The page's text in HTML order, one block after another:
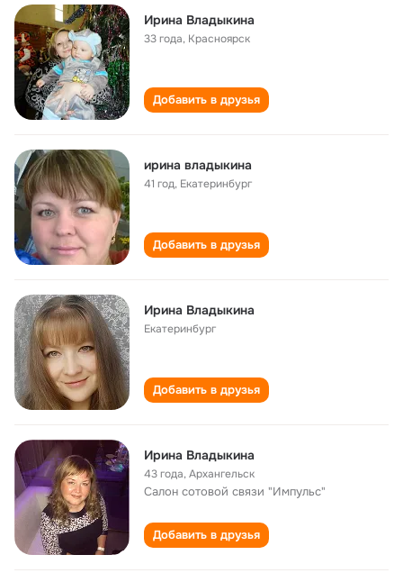
Ирина Владыкина
33 года, Красноярск
Добавить в друзья
ирина владыкина
41 год, Екатеринбург
Добавить в друзья
Ирина Владыкина
Екатеринбург
Добавить в друзья
Ирина Владыкина
43 года,Архангельск
Салон сотовой связи "Импульс"
Добавить в друзья